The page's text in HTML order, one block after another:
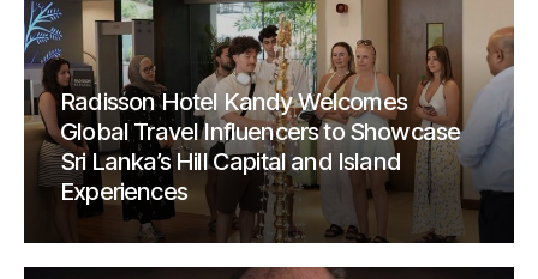
Radisson Hotel Kandy Welcomes
Global Travel Influencers to Showcase
Sri Lanka’s Hill Capital and Island
Experiences